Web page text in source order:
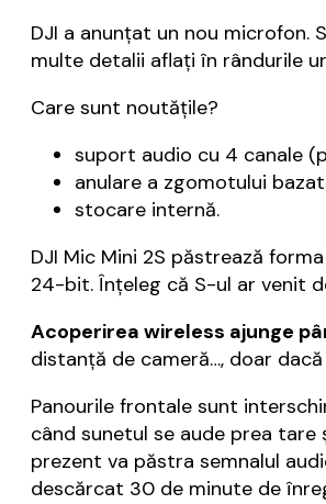
DJI a anunțat un nou microfon.
multe detalii aflați în rândurile
Care sunt noutățile?
suport audio cu 4 canale
anulare a zgomotului
stocare internă.
DJI Mic Mini 2S păstrează
24-bit. Înțeleg că S-ul ar venit
Acoperirea wireless ajunge
distanță de cameră…, doar
Panourile frontale sunt
când sunetul se aude prea
prezent va păstra semnalul
descărcat 30 de minute de